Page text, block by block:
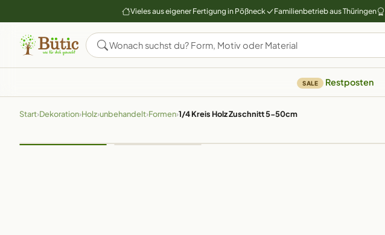
Vieles aus eigener Fertigung in Pößneck Familienbetrieb aus Thüringen
SALE Restposten
Start›Dekoration›Holz›unbehandelt›Formen›1/4 Kreis Holz Zuschnitt 5-50cm